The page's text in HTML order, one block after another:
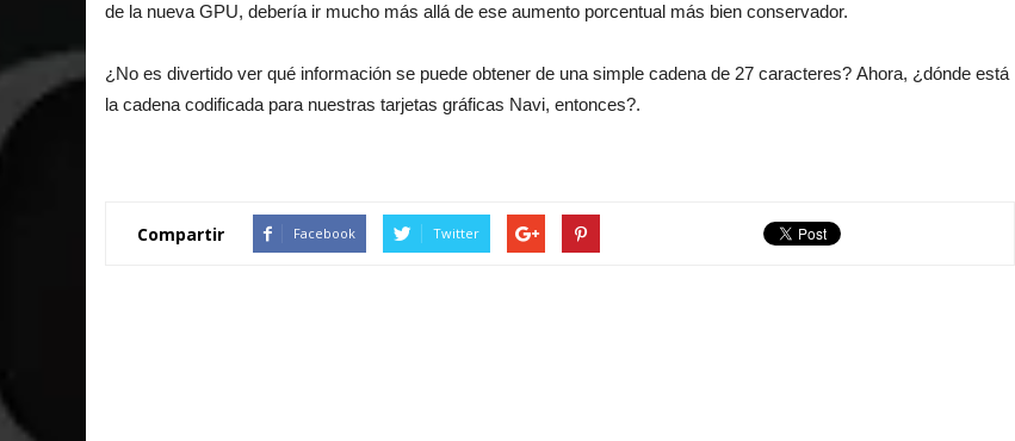
de la nueva GPU, debería ir mucho más allá de ese aumento porcentual más bien conservador.
¿No es divertido ver qué información se puede obtener de una simple cadena de 27 caracteres? Ahora, ¿dónde está
la cadena codificada para nuestras tarjetas gráficas Navi, entonces?.
Compartir Facebook Twitter